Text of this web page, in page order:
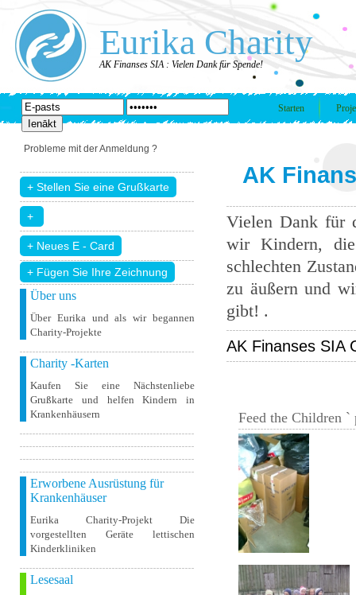
Eurika Charity
AK Finanses SIA : Vielen Dank für Spende!
Starten
Probleme mit der Anmeldung ?
+ Fügen Sie Ihre Zeichnung
Über uns
Über Eurika und als wir begannen
Charity-Projekte
Charity -Karten
Kaufen Sie eine Nächstenliebe
Grußkarte und helfen Kindern in
Krankenhäusern
Erworbene Ausrüstung für
Krankenhäuser
Eurika Charity-Projekt Die
vorgestellten Geräte lettischen
Kinderkliniken
Lesesaal
AK
Vielen Dank für
wir Kindern,
schlechten
zu äußern und
gibt! .
AK Finanses SIA
Feed the Children `